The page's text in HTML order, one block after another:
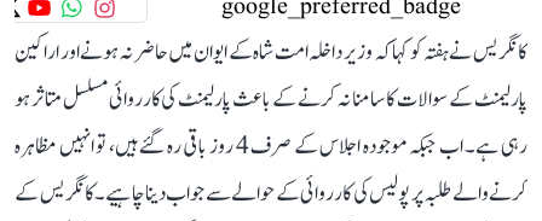
کانگریس نے ہفتہ کو کہا کہ وزیر داخلہ امت شاہ کے ایوان میں حاضر نہ ہونے اور اراکین
پارلیمنٹ کے سوالات کا سامنا نہ کرنے کے باعث پارلیمنٹ کی کارروائی مسلسل متاثر ہو
رہی ہے۔ اب جبکہ موجودہ اجلاس کے صرف 4 روز باقی رہ گئے ہیں، تو انہیں مظاہرہ
کرنے والے طلبہ پر پولیس کی کارروائی کے حوالے سے جواب دینا چاہیے۔ کانگریس کے